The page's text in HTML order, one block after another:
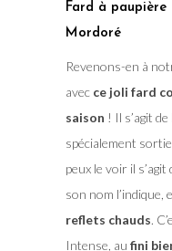
Fard à paupière
Mordoré
Revenons-en à
avecce joli fard
saison ! Il s’agit
spécialement
peux le voir il
son nom l’indique,
reflets chauds.
Intense, au fini